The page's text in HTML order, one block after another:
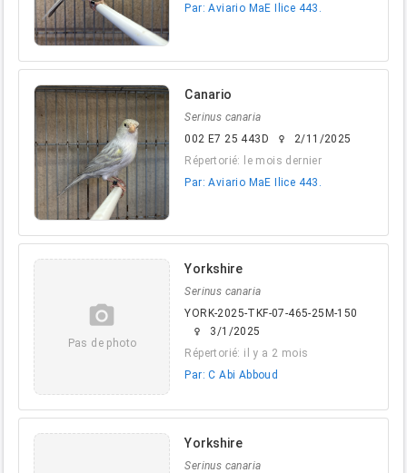
Par: Aviario MaE Ilice 443.
Canario
Serinus canaria
002 E7 25 443D
female
2/11/2025
Répertorié: le mois dernier
Par: Aviario MaE Ilice 443.
camera_alt
Pas de photo
Yorkshire
Serinus canaria
YORK-2025-TKF-07-465-25M-150
female
3/1/2025
Répertorié: il y a 2 mois
Par: C Abi Abboud
Yorkshire
Serinus canaria